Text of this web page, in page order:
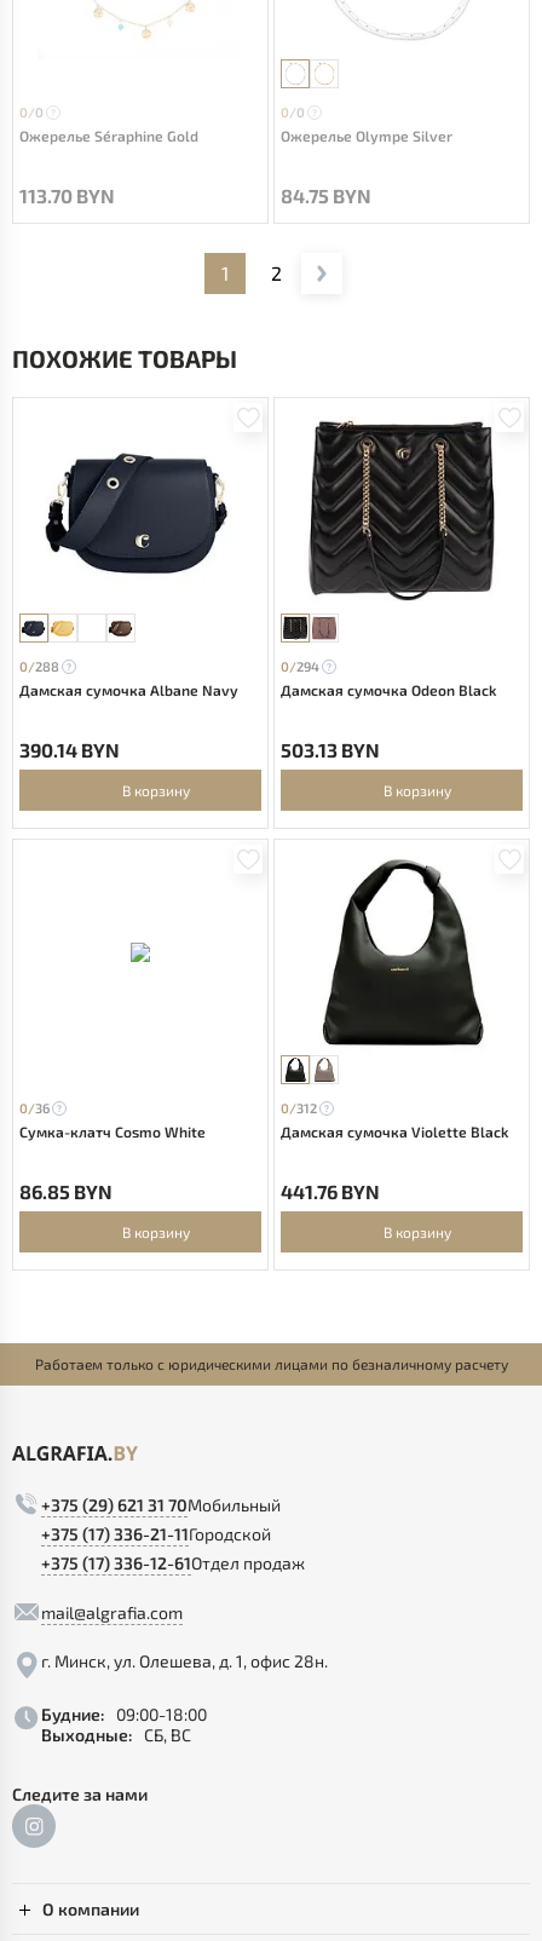
0/0
Ожерелье Séraphine Gold
113.70 BYN
0/0
Ожерелье Olympe Silver
84.75 BYN
1 2
ПОХОЖИЕ ТОВАРЫ
0/288
Дамская сумочка Albane Navy
390.14 BYN
В корзину
0/294
Дамская сумочка Odeon Black
503.13 BYN
В корзину
0/36
Сумка-клатч Cosmo White
86.85 BYN
В корзину
0/312
Дамская сумочка Violette Black
441.76 BYN
В корзину
Работаем только с юридическими лицами по безналичному расчету
+375 (29) 621 31 70Мобильный
+375 (17) 336-21-11Городской
+375 (17) 336-12-61Отдел продаж
mail@algrafia.com
г. Минск, ул. Олешева, д. 1, офис 28н.
Будние:
09:00-18:00
Выходные: СБ, ВС
Следите за нами
О компании